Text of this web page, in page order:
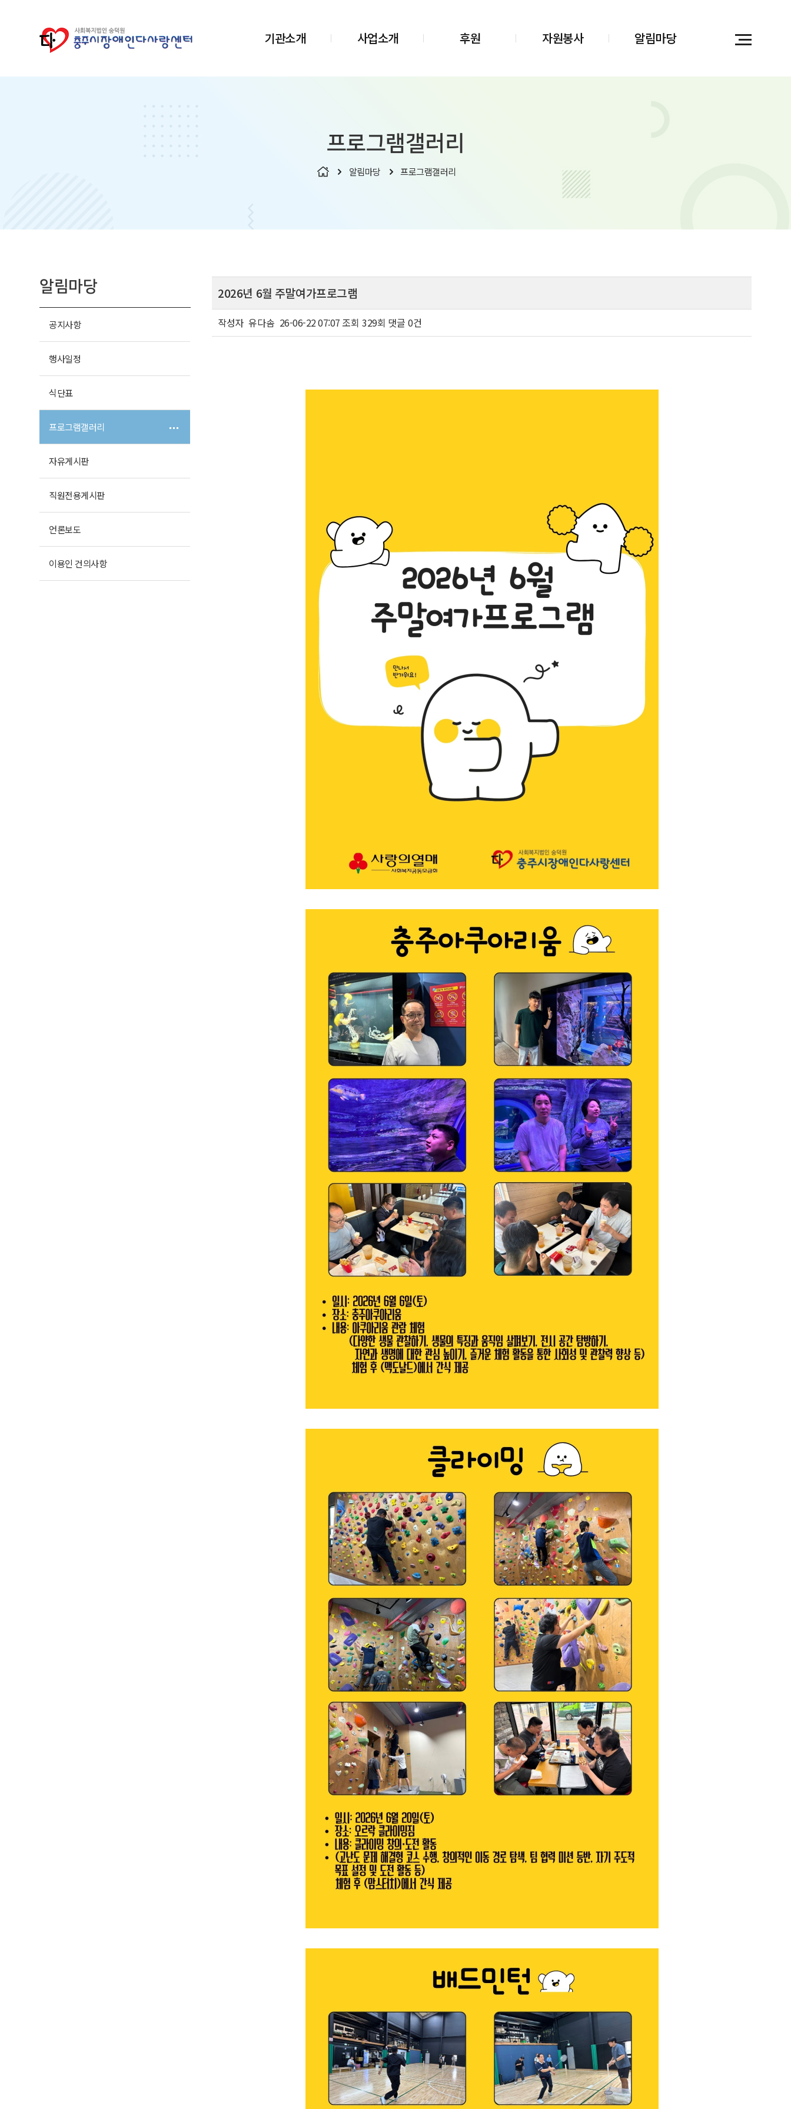
기관소개 사업소개 후원 자원봉사 알림마당
프로그램갤러리
알림마당 프로그램갤러리
알림마당
공지사항
행사일정
식단표
프로그램갤러리
자유게시판
직원전용게시판
언론보도
이용인 건의사항
2026년 6월 주말여가프로그램
작성자 유다솜 26-06-22 07:07 조회 329회 댓글 0건